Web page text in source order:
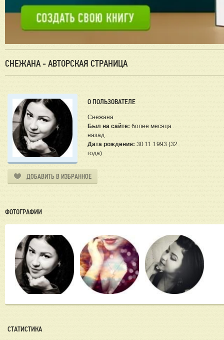
СНЕЖАНА - АВТОРСКАЯ СТРАНИЦА
О ПОЛЬЗОВАТЕЛЕ
Снежана
Был на сайте: более месяца
назад.
Дата рождения: 30.11.1993 (32
года)
ДОБАВИТЬ В ИЗБРАННОЕ
ФОТОГРАФИИ
СТАТИСТИКА